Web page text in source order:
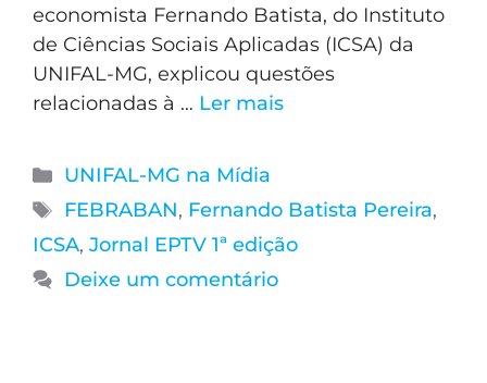
economista Fernando Batista, do Instituto
de Ciências Sociais Aplicadas (ICSA) da
UNIFAL-MG, explicou questões
relacionadas à … Ler mais
UNIFAL-MG na Mídia
FEBRABAN, Fernando Batista Pereira,
ICSA, Jornal EPTV 1ª edição
Deixe um comentário